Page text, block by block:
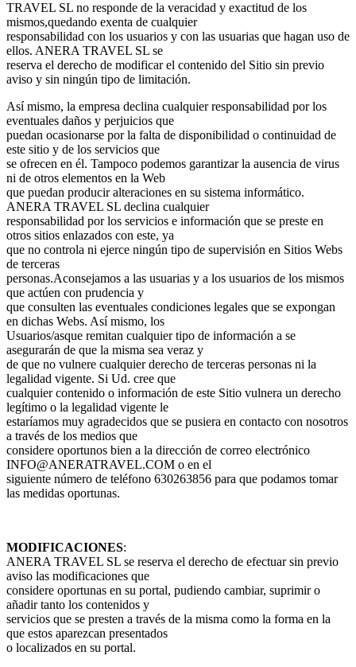
TRAVEL SL no responde de la veracidad y exactitud de los
mismos,quedando exenta de cualquier
responsabilidad con los usuarios y con las usuarias que hagan uso de
ellos. ANERA TRAVEL SL se
reserva el derecho de modificar el contenido del Sitio sin previo
aviso y sin ningún tipo de limitación.
Así mismo, la empresa declina cualquier responsabilidad por los
eventuales daños y perjuicios que
puedan ocasionarse por la falta de disponibilidad o continuidad de
este sitio y de los servicios que
se ofrecen en él. Tampoco podemos garantizar la ausencia de virus
ni de otros elementos en la Web
que puedan producir alteraciones en su sistema informático.
ANERA TRAVEL SL declina cualquier
responsabilidad por los servicios e información que se preste en
otros sitios enlazados con este, ya
que no controla ni ejerce ningún tipo de supervisión en Sitios Webs
de terceras
personas.Aconsejamos a las usuarias y a los usuarios de los mismos
que actúen con prudencia y
que consulten las eventuales condiciones legales que se expongan
en dichas Webs. Así mismo, los
Usuarios/asque remitan cualquier tipo de información a se
asegurarán de que la misma sea veraz y
de que no vulnere cualquier derecho de terceras personas ni la
legalidad vigente. Si Ud. cree que
cualquier contenido o información de este Sitio vulnera un derecho
legítimo o la legalidad vigente le
estaríamos muy agradecidos que se pusiera en contacto con nosotros
a través de los medios que
considere oportunos bien a la dirección de correo electrónico
INFO@ANERATRAVEL.COM o en el
siguiente número de teléfono 630263856 para que podamos tomar
las medidas oportunas.
MODIFICACIONES:
ANERA TRAVEL SL se reserva el derecho de efectuar sin previo
aviso las modificaciones que
considere oportunas en su portal, pudiendo cambiar, suprimir o
añadir tanto los contenidos y
servicios que se presten a través de la misma como la forma en la
que estos aparezcan presentados
o localizados en su portal.